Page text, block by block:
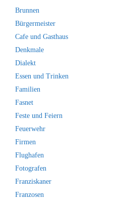
Brunnen
Bürgermeister
Cafe und Gasthaus
Denkmale
Dialekt
Essen und Trinken
Familien
Fasnet
Feste und Feiern
Feuerwehr
Firmen
Flughafen
Fotografen
Franziskaner
Franzosen